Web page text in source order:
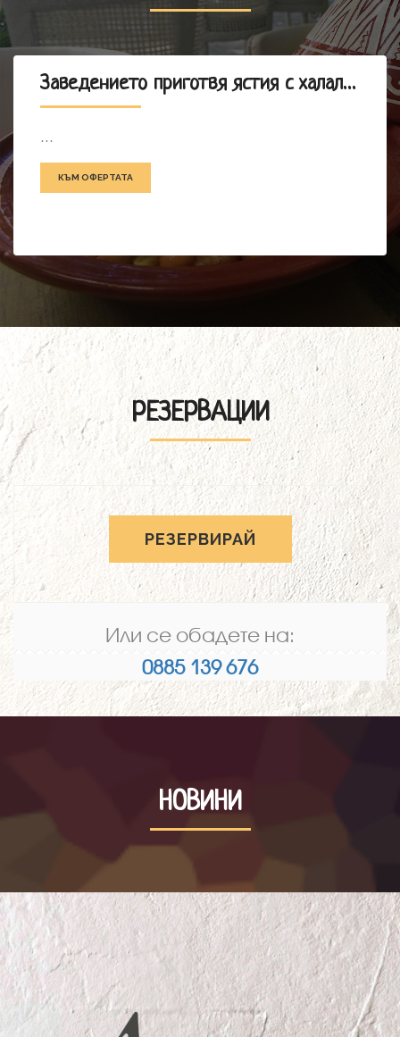
Заведението приготвя ястия с халал месо
...
КЪМ ОФЕРТАТА
РЕЗЕРВАЦИИ
РЕЗЕРВИРАЙ
Или се обадете на:
0885 139 676
НОВИНИ